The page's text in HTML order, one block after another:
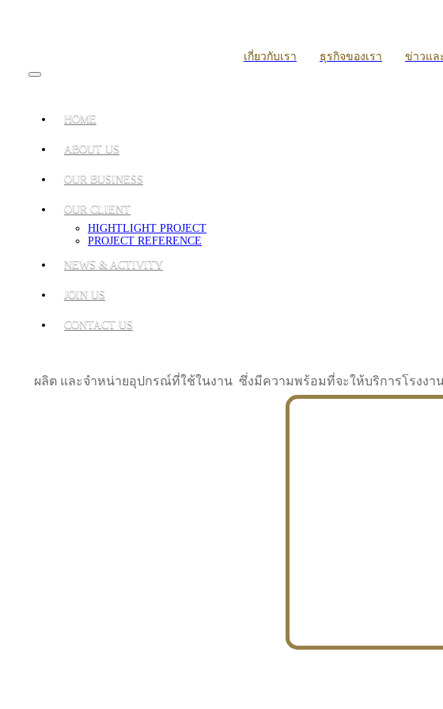
เกี่ยวกับเรา ธุรกิจของเรา ข่าวแล
HOME
ABOUT US
OUR BUSINESS
OUR CLIENT
HIGHTLIGHT PROJECT
PROJECT REFERENCE
NEWS & ACTIVITY
JOIN US
CONTACT US
ผลิต และจำหน่ายอุปกรณ์ที่ใช้ในงาน ซึ่งมีความพร้อมที่จะให้บริการโรงงา